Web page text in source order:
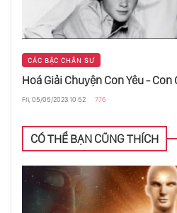
Nhân Cách -
Diễn Kịch
Mật Chú Là Gì?
Thao Túng
CÁC BẬC CHÂN SƯ
Hoá Giải Chuyện Con Yêu - Con
Fri, 05/05/2023 10:52 776
CÓ THỂ BẠN CŨNG THÍCH